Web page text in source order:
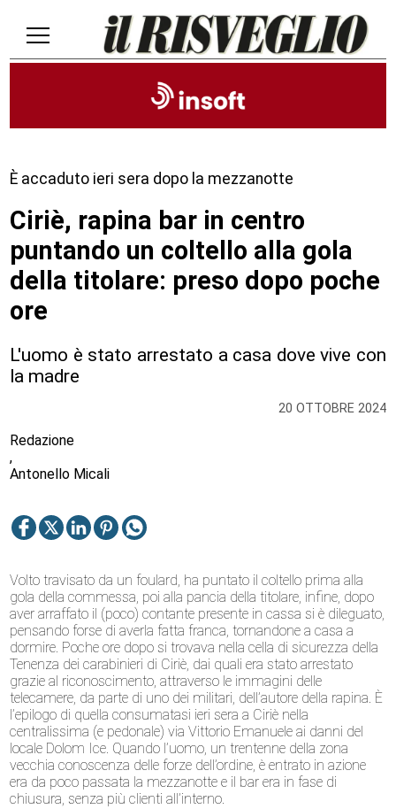
20 OTTOBRE 2024
È accaduto ieri sera dopo la mezzanotte
Ciriè, rapina bar in centro
puntando un coltello alla gola
della titolare: preso dopo poche
ore
L'uomo è stato arrestato a casa dove vive con
la madre
Redazione
,
Antonello Micali
Volto travisato da un foulard, ha puntato il coltello prima alla
gola della commessa, poi alla pancia della titolare, infine, dopo
aver arraffato il (poco) contante presente in cassa si è dileguato,
pensando forse di averla fatta franca, tornandone a casa a
dormire. Poche ore dopo si trovava nella cella di sicurezza della
Tenenza dei carabinieri di Ciriè, dai quali era stato arrestato
grazie al riconoscimento, attraverso le immagini delle
telecamere, da parte di uno dei militari, dell’autore della rapina. È
l’epilogo di quella consumatasi ieri sera a Ciriè nella
centralissima (e pedonale) via Vittorio Emanuele ai danni del
locale Dolom Ice. Quando l’uomo, un trentenne della zona
vecchia conoscenza delle forze dell’ordine, è entrato in azione
era da poco passata la mezzanotte e il bar era in fase di
chiusura, senza più clienti all’interno.